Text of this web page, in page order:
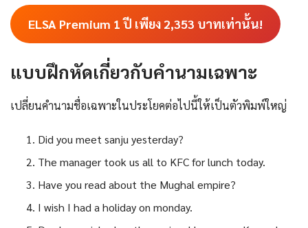
ELSA Premium 1 ปี เพียง2,353 บาทเท่านั้น!
แบบฝึกหัดเกี่ยวกับคำนามเฉพาะ
เปลี่ยนคำนามชื่อเฉพาะในประโยคต่อไปนี้ให้เป็นตัวพิมพ์ใหญ่
Did you meet sanju yesterday?
The manager took us all to KFC for lunch today.
Have you read about the Mughal empire?
I wish I had a holiday on monday.